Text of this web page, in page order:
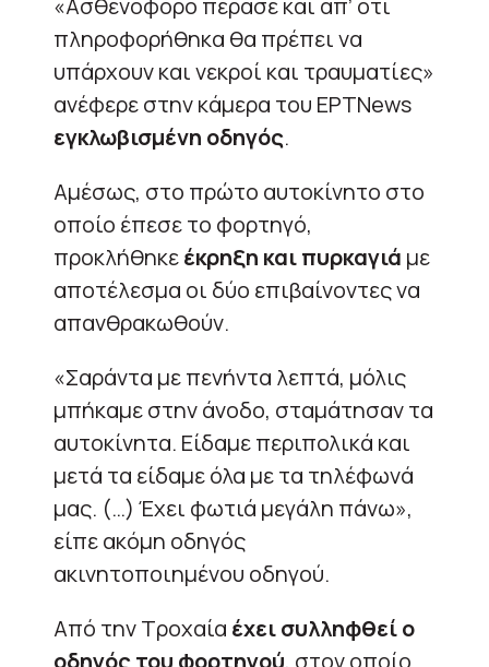
«Ασθενοφόρο πέρασε και απ’ ότι
πληροφορήθηκα θα πρέπει να
υπάρχουν και νεκροί και τραυματίες»
ανέφερε στην κάμερα του ΕΡΤNews
εγκλωβισμένη οδηγός.
Αμέσως, στο πρώτο αυτοκίνητο στο
οποίο έπεσε το φορτηγό,
προκλήθηκεέκρηξη και πυρκαγιά με
αποτέλεσμα οι δύο επιβαίνοντες να
απανθρακωθούν.
«Σαράντα με πενήντα λεπτά, μόλις
μπήκαμε στην άνοδο, σταμάτησαν τα
αυτοκίνητα. Είδαμε περιπολικά και
μετά τα είδαμε όλα με τα τηλέφωνά
μας. (…) Έχει φωτιά μεγάλη πάνω»,
είπε ακόμη οδηγός
ακινητοποιημένου οδηγού.
Από την Τροχαία έχει συλληφθεί ο